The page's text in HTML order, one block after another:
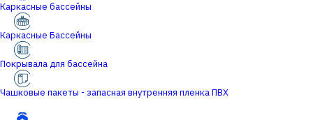
Каркасные бассейны
Каркасные Бассейны
Покрывала для бассейна
Чашковые пакеты - запасная внутренняя пленка ПВХ